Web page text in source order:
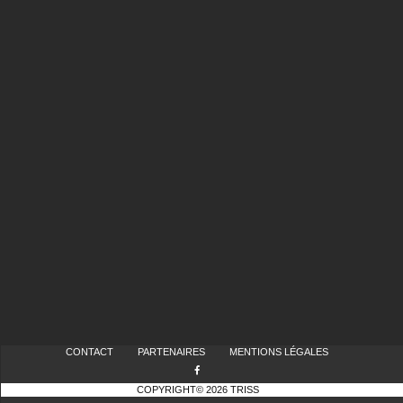
CONTACT PARTENAIRES MENTIONS LÉGALES
COPYRIGHT© 2026 TRISS